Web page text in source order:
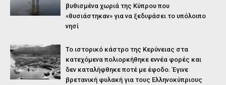
βυθισμένα χωριά της Κύπρου που
«θυσιάστηκαν» για να ξεδιψάσει το υπόλοιπο
νησί
Το ιστορικό κάστρο της Κερύνειας στα
κατεχόμενα πολιορκήθηκε εννέα φορές και
δεν καταλήφθηκε ποτέ με έφοδο. Έγινε
βρετανική φυλακή για τους Ελληνοκύπριους